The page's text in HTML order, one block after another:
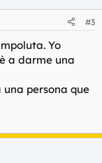
#3
Yo
a darme una
persona que